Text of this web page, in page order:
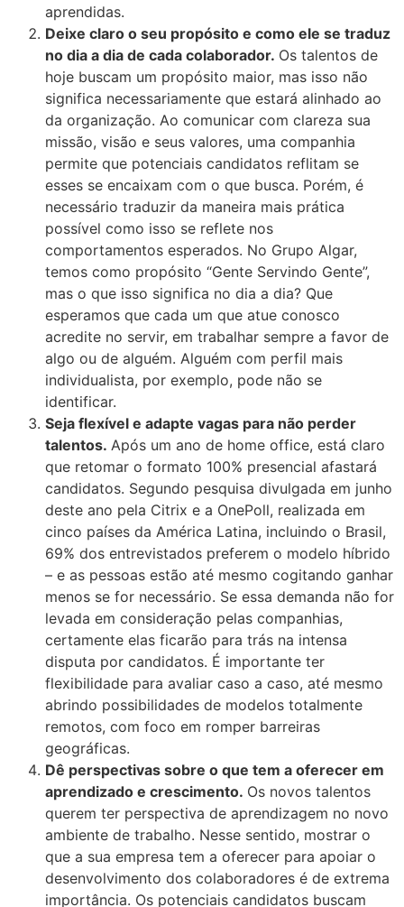
aprendidas.
Deixe claro o seu propósito e como ele se traduz
no dia a dia de cada colaborador. Os talentos de
hoje buscam um propósito maior, mas isso não
significa necessariamente que estará alinhado ao
da organização. Ao comunicar com clareza sua
missão, visão e seus valores, uma companhia
permite que potenciais candidatos reflitam se
esses se encaixam com o que busca. Porém, é
necessário traduzir da maneira mais prática
possível como isso se reflete nos
comportamentos esperados. No Grupo Algar,
temos como propósito “Gente Servindo Gente”,
mas o que isso significa no dia a dia? Que
esperamos que cada um que atue conosco
acredite no servir, em trabalhar sempre a favor de
algo ou de alguém. Alguém com perfil mais
individualista, por exemplo, pode não se
identificar.
Seja flexível e adapte vagas para não perder
talentos. Após um ano de home office, está claro
que retomar o formato 100% presencial afastará
candidatos. Segundo pesquisa divulgada em junho
deste ano pela Citrix e a OnePoll, realizada em
cinco países da América Latina, incluindo o Brasil,
69% dos entrevistados preferem o modelo híbrido
– e as pessoas estão até mesmo cogitando ganhar
menos se for necessário. Se essa demanda não for
levada em consideração pelas companhias,
certamente elas ficarão para trás na intensa
disputa por candidatos. É importante ter
flexibilidade para avaliar caso a caso, até mesmo
abrindo possibilidades de modelos totalmente
remotos, com foco em romper barreiras
geográficas.
Dê perspectivas sobre o que tem a oferecer em
aprendizado e crescimento. Os novos talentos
querem ter perspectiva de aprendizagem no novo
ambiente de trabalho. Nesse sentido, mostrar o
que a sua empresa tem a oferecer para apoiar o
desenvolvimento dos colaboradores é de extrema
importância. Os potenciais candidatos buscam